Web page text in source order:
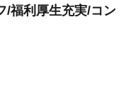
/福利厚生充実/コン